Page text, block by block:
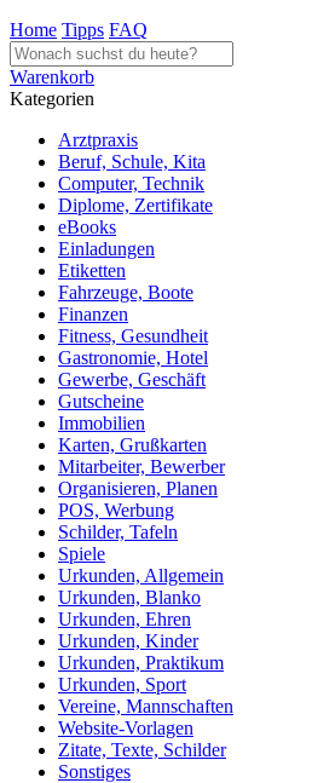
Home Tipps FAQ
Warenkorb
Kategorien
Arztpraxis
Beruf, Schule, Kita
Computer, Technik
Diplome, Zertifikate
eBooks
Einladungen
Etiketten
Fahrzeuge, Boote
Finanzen
Fitness, Gesundheit
Gastronomie, Hotel
Gewerbe, Geschäft
Gutscheine
Immobilien
Karten, Grußkarten
Mitarbeiter, Bewerber
Organisieren, Planen
POS, Werbung
Schilder, Tafeln
Spiele
Urkunden, Allgemein
Urkunden, Blanko
Urkunden, Ehren
Urkunden, Kinder
Urkunden, Praktikum
Urkunden, Sport
Vereine, Mannschaften
Website-Vorlagen
Zitate, Texte, Schilder
Sonstiges